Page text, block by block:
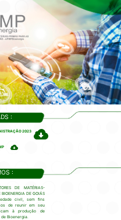
:
2023
:
DE MATÉRIAS-
DE GOIÁS
civil, sem fins
de reunir em seu
à produção de
Bioenergia.